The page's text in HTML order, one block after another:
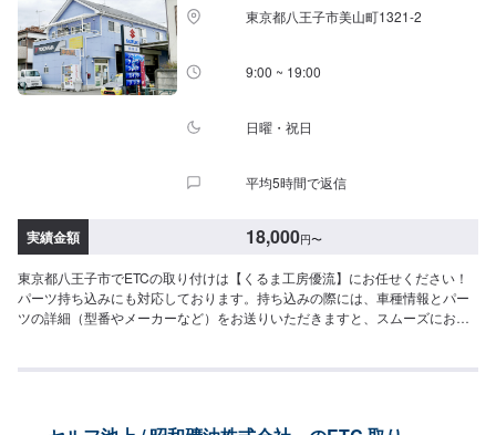
東京都八王子市美山町1321-2
9:00 ~ 19:00
日曜・祝日
平均5時間で返信
実績金額 18,000円〜
東京都八王子市でETCの取り付けは【くるま工房優流】にお任せください！
パーツ持ち込みにも対応しております。持ち込みの際には、車種情報とパー
ツの詳細（型番やメーカーなど）をお送りいただきますと、スムーズにお見
う謙虚な姿勢で応対する。私たちの企業理念は基本中の基本かもしれませ